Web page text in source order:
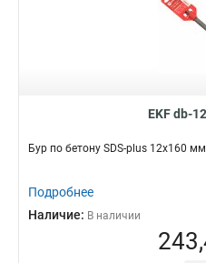
EKF db-
Бур по бетону SDS-plus 12х160
Подробнее
Наличие: В наличии